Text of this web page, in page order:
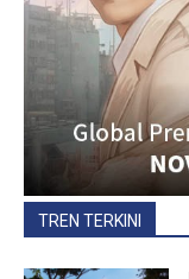
TREN TERKINI